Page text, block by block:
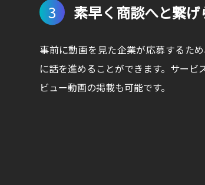
3 素早く商談へと繋げ
事前に動画を見た企業が応募するた
に話を進めることができます。サー
ビュー動画の掲載も可能です。